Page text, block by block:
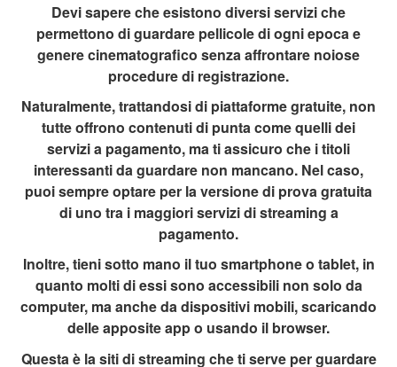
Devi sapere che esistono diversi servizi che
permettono di guardare pellicole di ogni epoca e
genere cinematografico senza affrontare noiose
procedure di registrazione.
Naturalmente, trattandosi di piattaforme gratuite, non
tutte offrono contenuti di punta come quelli dei
servizi a pagamento, ma ti assicuro che i titoli
interessanti da guardare non mancano. Nel caso,
puoi sempre optare per la versione di prova gratuita
di uno tra i maggiori servizi di streaming a
pagamento.
Inoltre, tieni sotto mano il tuo smartphone o tablet, in
quanto molti di essi sono accessibili non solo da
computer, ma anche da dispositivi mobili, scaricando
delle apposite app o usando il browser.
Questa è la siti di streaming che ti serve per guardare